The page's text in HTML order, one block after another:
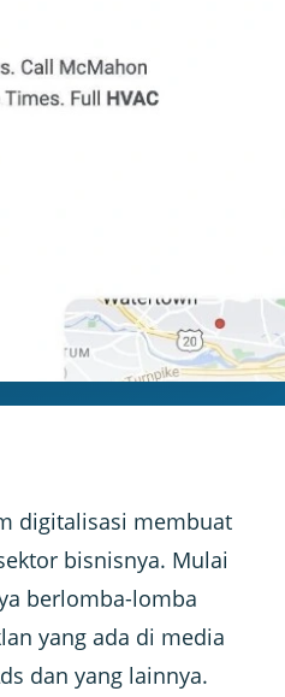
digitalisasi membuat
bisnisnya. Mulai
berlomba-lomba
yang ada di media
dan yang lainnya.